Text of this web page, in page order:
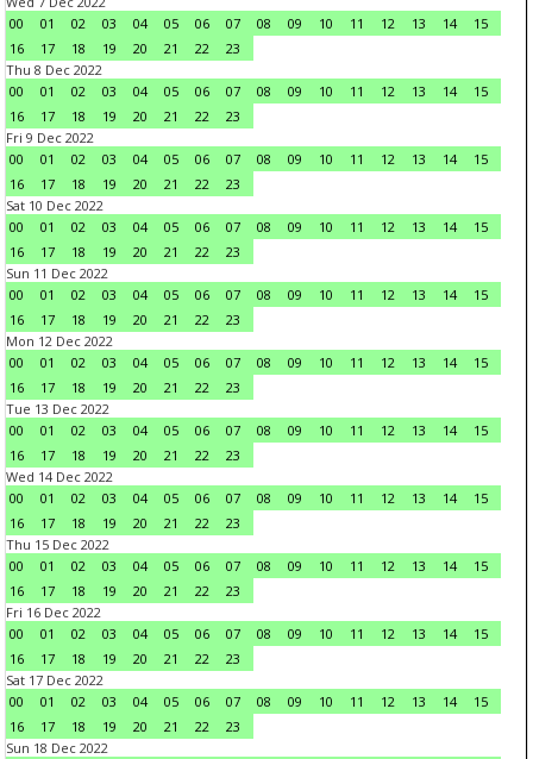
00
01 02 03 04 05 06 07 08 09 10 11 12 13 14
15
16
17 18 19 20 21 22
23
Thu 8 Dec 2022
00
01 02 03 04 05 06 07 08 09 10 11 12 13 14
15
16
17 18 19 20 21 22
23
Fri 9 Dec 2022
00
01 02 03 04 05 06 07 08 09 10 11 12 13 14
15
16
17 18 19 20 21 22
23
Sat 10 Dec 2022
00
01 02 03 04 05 06 07 08 09 10 11 12 13 14
15
16
17 18 19 20 21 22
23
Sun 11 Dec 2022
00
01 02 03 04 05 06 07 08 09 10 11 12 13 14
15
16
17 18 19 20 21 22
23
Mon 12 Dec 2022
00
01 02 03 04 05 06 07 08 09 10 11 12 13 14
15
16
17 18 19 20 21 22
23
Tue 13 Dec 2022
00
01 02 03 04 05 06 07 08 09 10 11 12 13 14
15
16
17 18 19 20 21 22
23
Wed 14 Dec 2022
00
01 02 03 04 05 06 07 08 09 10 11 12 13 14
15
16
17 18 19 20 21 22
23
Thu 15 Dec 2022
00
01 02 03 04 05 06 07 08 09 10 11 12 13 14
15
16
17 18 19 20 21 22
23
Fri 16 Dec 2022
00
01 02 03 04 05 06 07 08 09 10 11 12 13 14
15
16
17 18 19 20 21 22
23
Sat 17 Dec 2022
00
01 02 03 04 05 06 07 08 09 10 11 12 13 14
15
16
17 18 19 20 21 22
23
Sun 18 Dec 2022